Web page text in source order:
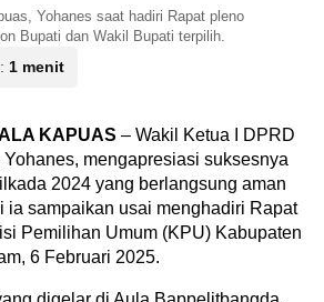
Yohanes saat hadiri Rapat pleno
Bupati dan Wakil Bupati terpilih.
1 menit
KAPUAS – Wakil Ketua I DPRD
mengapresiasi suksesnya
2024 yang berlangsung aman
ia sampaikan usai menghadiri Rapat
Pemilihan Umum (KPU) Kabupaten
6 Februari 2025.